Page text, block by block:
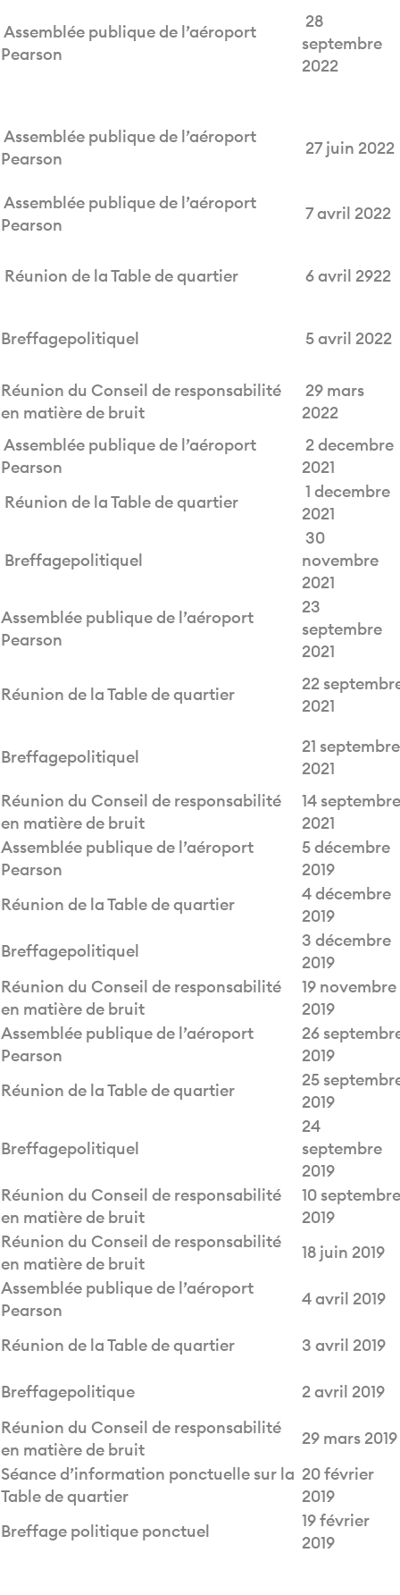
Assemblée publique de l’aéroport
Pearson
28
septembre
2022
Assemblée publique de l’aéroport
Pearson
27 juin 2022
Assemblée publique de l’aéroport
Pearson
7 avril 2022
Réunion de la Table de quartier 6 avril 2922
Breffagepolitiquel 5 avril 2022
Réunion du Conseil de responsabilité
en matière de bruit
29 mars
2022
Assemblée publique de l’aéroport
Pearson
2 decembre
2021
Réunion de la Table de quartier
1 decembre
2021
Breffagepolitiquel
30
novembre
2021
Assemblée publique de l’aéroport
Pearson
23
septembre
2021
Réunion de la Table de quartier
22
2021
Breffagepolitiquel
21 septembre
2021
Réunion du Conseil de responsabilité
en matière de bruit
14 septembre
2021
Assemblée publique de l’aéroport
Pearson
5 décembre
2019
Réunion de la Table de quartier
4 décembre
2019
Breffagepolitiquel
3 décembre
2019
Réunion du Conseil de responsabilité
en matière de bruit
19 novembre
2019
Assemblée publique de l’aéroport
Pearson
26
2019
Réunion de la Table de quartier
25
2019
Breffagepolitiquel
24
septembre
2019
Réunion du Conseil de responsabilité
en matière de bruit
10 septembre
2019
Réunion du Conseil de responsabilité
en matière de bruit
18 juin 2019
Assemblée publique de l’aéroport
Pearson
4 avril 2019
Réunion de la Table de quartier 3 avril 2019
Breffagepolitique
2 avril 2019
Réunion du Conseil de responsabilité
en matière de bruit
29 mars 2019
Séance d’information ponctuelle sur la
Table de quartier
20 février
2019
Breffage politique ponctuel
19 février
2019